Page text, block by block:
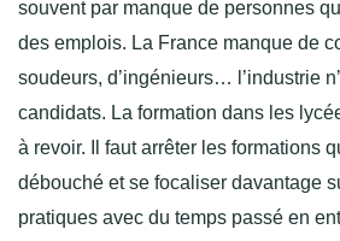
souvent par manque de personnes
des emplois. La France manque de
soudeurs, d’ingénieurs… l’industrie
candidats. La formation dans les
à revoir. Il faut arrêter les formations
débouché et se focaliser davantage
pratiques avec du temps passé en